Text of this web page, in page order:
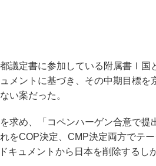
議定書に参加している附属書Ⅰ国
メントに基づき、その中期目標
い案だった。
求め、「コペンハーゲン合意で提
をCOP決定、CMP決定両方でテ
キュメントから日本を削除するし